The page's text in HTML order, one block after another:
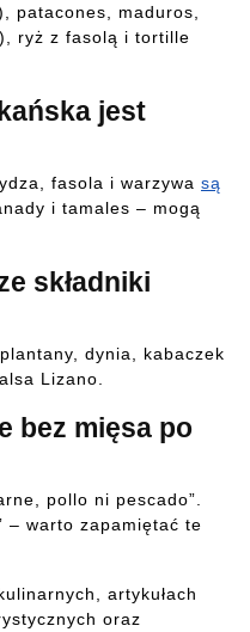
patacones, maduros,
ryż z fasolą i tortille
jest
fasola i warzywa są
i tamales – mogą
składniki
dynia, kabaczek
Lizano.
bez mięsa po
pollo ni pescado”.
– warto zapamiętać te
artykułach
oraz